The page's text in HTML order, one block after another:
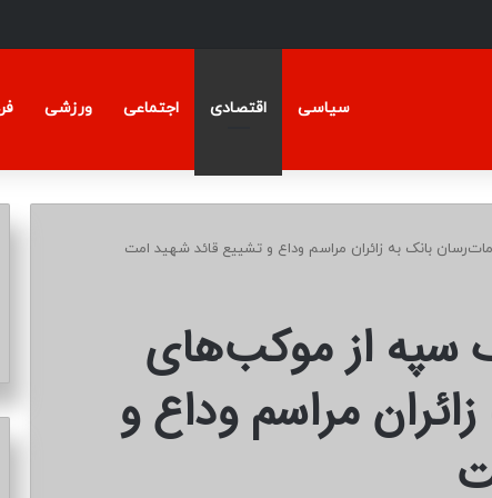
سیاسی اقتصادی اجتماعی ورزشی
بانک به زائران مراسم وداع و تشییع قائد شهید امت
سپه از موکب‌های
مراسم وداع و